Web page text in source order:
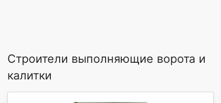
Строители выполняющие ворота и
калитки